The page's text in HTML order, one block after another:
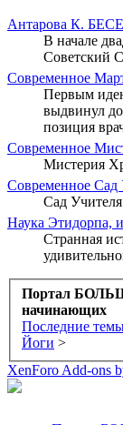
Антарова К.
В начале
Советский
Современное
Первым
выдвинул
позиция
Современное
Мистерия
Современное Сад
Сад
Наука Этидорпа,
Странная
Портал
начинающих
Последние
Йоги >
XenForo Add-ons